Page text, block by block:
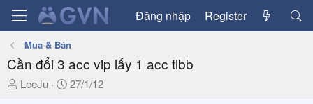
Đăng nhập Register
Mua & Bán
Cần đổi 3 acc vip lấy 1 acc tlbb
TLeeJu
N
27/1/12